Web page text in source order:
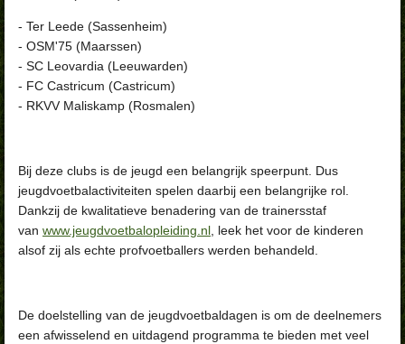
- Ter Leede (Sassenheim)
- OSM'75 (Maarssen)
- SC Leovardia (Leeuwarden)
- FC Castricum (Castricum)
- RKVV Maliskamp (Rosmalen)
Bij deze clubs is de jeugd een belangrijk speerpunt. Dus
jeugdvoetbalactiviteiten spelen daarbij een belangrijke rol.
Dankzij de kwalitatieve benadering van de trainersstaf
van www.jeugdvoetbalopleiding.nl , leek het voor de kinderen
alsof zij als echte profvoetballers werden behandeld.
De doelstelling van de jeugdvoetbaldagen is om de deelnemers
een afwisselend en uitdagend programma te bieden met veel